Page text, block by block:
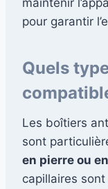
pour garantir
Quels
Les boîtiers
sont
en pierre ou
capillaires